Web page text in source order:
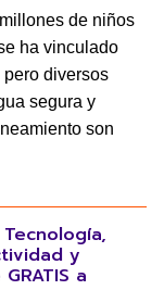
de niños
ha vinculado
diversos
segura y
son
y
a